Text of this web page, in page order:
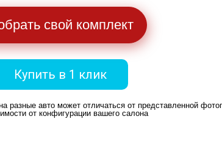
свой комплект
Купить в 1 клик
разные авто может отличаться от представленной
от конфигурации вашего салона